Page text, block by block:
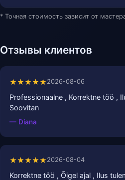
* Точная стоимость зависит от
Отзывы клиентов
★★★★★2026-08-06
Professionaalne , Korrektne töö ,
Soovitan
— Diana
★★★★★2026-08-04
Korrektne töö , Õigel ajal , Ilus